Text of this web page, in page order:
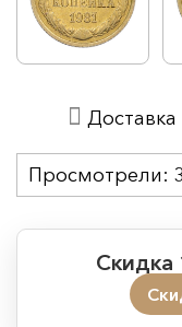
Скидка
Просмотрели: